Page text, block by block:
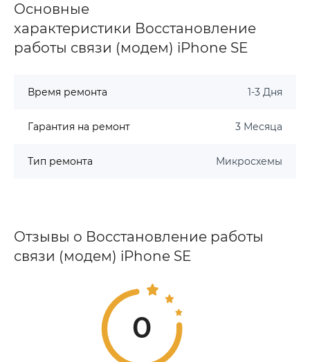
Основные
характеристики Восстановление
работы связи (модем) iPhone SE
Время ремонта 1-3 Дня
Гарантия на ремонт 3 Месяца
Тип ремонта Микросхемы
Отзывы о Восстановление работы
связи (модем) iPhone SE
0